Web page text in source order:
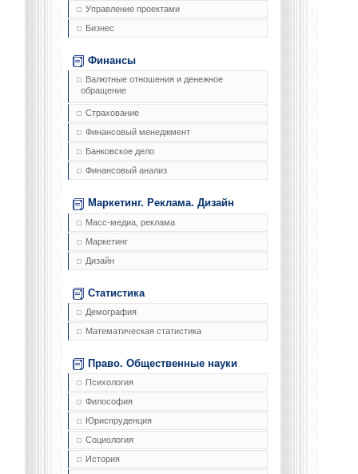
Управление проектами
Бизнес
Финансы
Валютные отношения и денежное
обращение
Страхование
Финансовый менеджмент
Банковское дело
Финансовый анализ
Маркетинг. Реклама. Дизайн
Масс-медиа, реклама
Маркетинг
Дизайн
Статистика
Демография
Математическая статистика
Право. Общественные науки
Психология
Философия
Юриспруденция
Социология
История